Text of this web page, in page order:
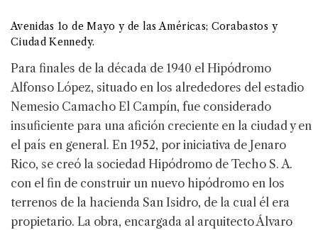
Avenidas 1o de Mayo y de las Américas; Corabastos y
Ciudad Kennedy.
Para finales de la década de 1940 el Hipódromo
Alfonso López, situado en los alrededores del estadio
Nemesio Camacho El Campín, fue considerado
insuficiente para una afición creciente en la ciudad y en
el país en general. En 1952, por iniciativa de Jenaro
Rico, se creó la sociedad Hipódromo de Techo S. A.
con el fin de construir un nuevo hipódromo en los
terrenos de la hacienda San Isidro, de la cual él era
propietario. La obra, encargada al arquitecto Álvaro